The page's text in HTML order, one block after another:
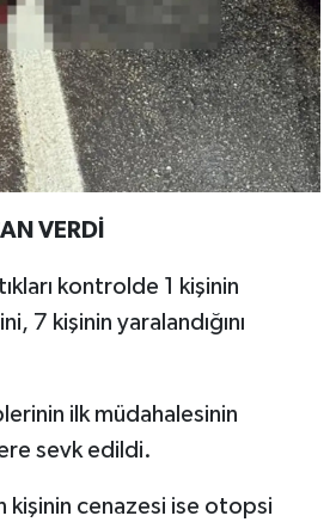
VERDİ
kontrolde 1 kişinin
7 kişinin yaralandığını
ilk müdahalesinin
sevk edildi.
kişinin cenazesi ise otopsi